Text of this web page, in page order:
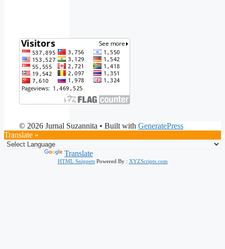
© 2026 Jurnal Suzannita • Built with GeneratePress
Translate »
Translate
HTML SnippetsPowered By : XYZScripts.com